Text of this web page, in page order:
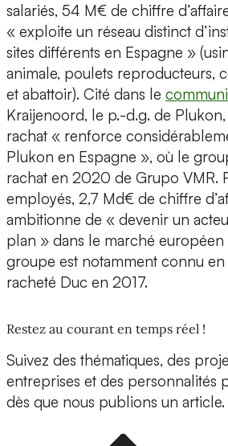
salariés, 54 M€ de chiffre
« exploite un réseau distinct
sites différents en Espagne »
animale, poulets reproducteurs,
et abattoir). Cité dans le
Kraijenoord, le p.-d.g. de
rachat « renforce
Plukon en Espagne », où le
rachat en 2020 de Grupo VMR.
employés, 2,7 Md€ de chiffre
ambitionne de « devenir un
plan » dans le marché européen
groupe est notamment connu
racheté Duc en 2017.
Restez au courant en temps réel !
Suivez des thématiques, des
entreprises et des personnalités
dès que nous publions un article.